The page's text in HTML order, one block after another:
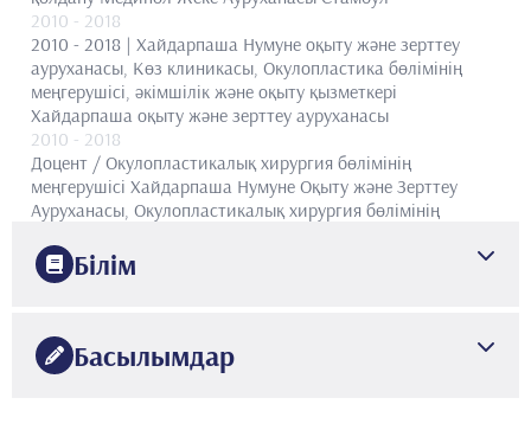
2010 - 2018
2010 - 2018 | Хайдарпаша Нумуне оқыту және зерттеу
ауруханасы, Көз клиникасы, Окулопластика бөлімінің
меңгерушісі, әкімшілік және оқыту қызметкері
Хайдарпаша оқыту және зерттеу ауруханасы
2010 - 2018
Доцент / Окулопластикалық хирургия бөлімінің
меңгерушісі Хайдарпаша Нумуне Оқыту және Зерттеу
Ауруханасы, Окулопластикалық хирургия бөлімінің
2003- 2010
Ассистент-профессор / доцент-профессор
бөлімінің меңгерушісі
2003
Білім
Стамбул университеті
1997 Басылымдар